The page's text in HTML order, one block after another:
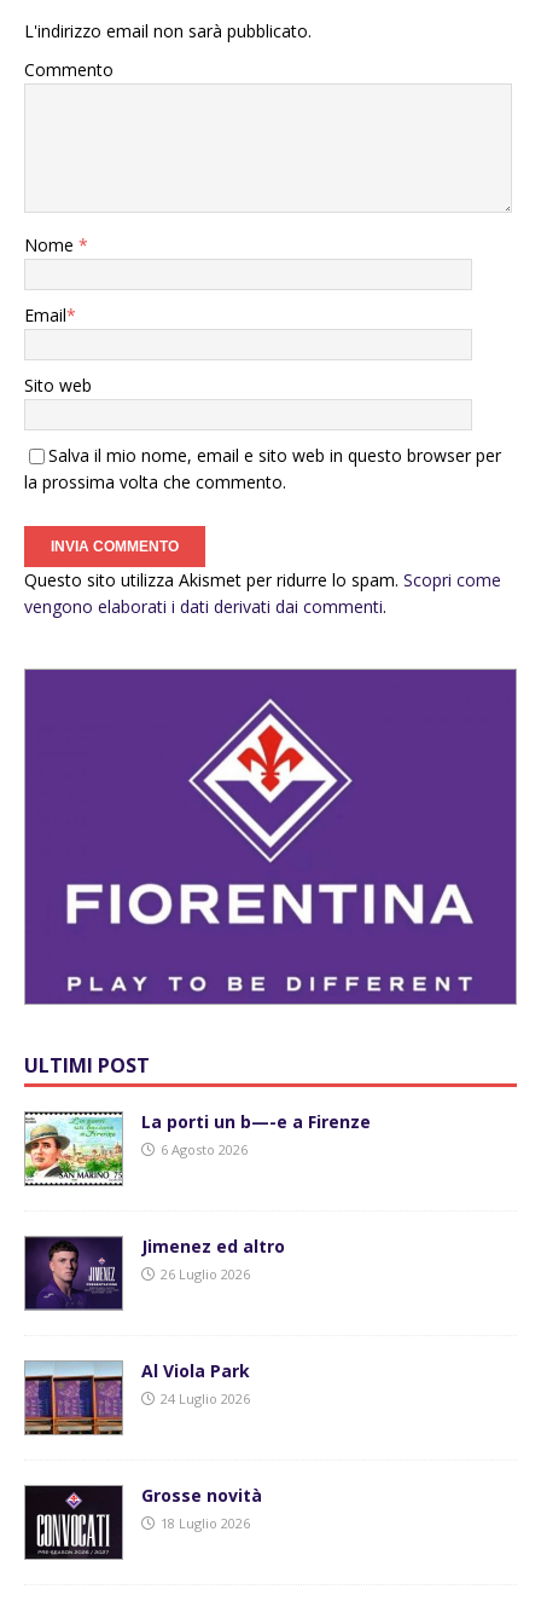
L'indirizzo email non sarà pubblicato.
Commento
Nome *
Email*
Sito web
Salva il mio nome, email e sito web in questo browser per
la prossima volta che commento.
Questo sito utilizza Akismet per ridurre lo spam. Scopri come
vengono elaborati i dati derivati dai commenti.
ULTIMI POST
La porti un b—-e a Firenze
6 Agosto 2026
Jimenez ed altro
26 Luglio 2026
Al Viola Park
24 Luglio 2026
Grosse novità
18 Luglio 2026